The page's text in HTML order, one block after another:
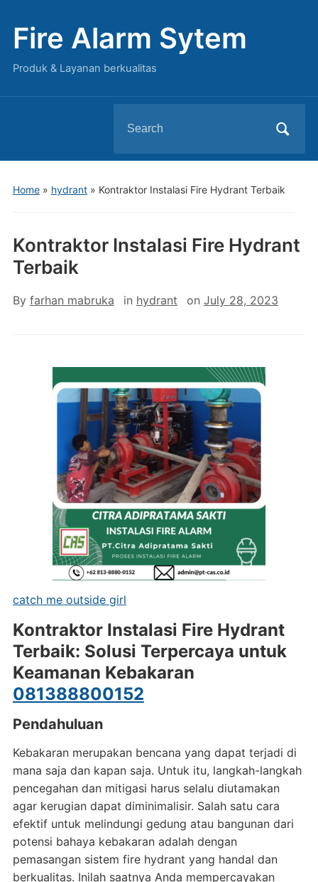
Fire Alarm Sytem
Produk & Layanan berkualitas
for:
Home» hydrant» Kontraktor Instalasi Fire Hydrant Terbaik
Kontraktor Instalasi Fire Hydrant
Terbaik
By farhan mabruka in hydrant on July 28, 2023
catch me outside girl
Kontraktor Instalasi Fire Hydrant
Terbaik: Solusi Terpercaya untuk
Keamanan Kebakaran
081388800152
Pendahuluan
Kebakaran merupakan bencana yang dapat terjadi di
mana saja dan kapan saja. Untuk itu, langkah-langkah
pencegahan dan mitigasi harus selalu diutamakan
agar kerugian dapat diminimalisir. Salah satu cara
efektif untuk melindungi gedung atau bangunan dari
potensi bahaya kebakaran adalah dengan
pemasangan sistem fire hydrant yang handal dan
berkualitas. Inilah saatnya Anda mempercayakan